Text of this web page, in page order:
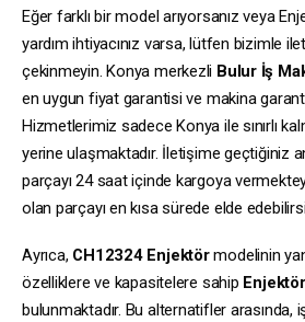
Eğer farklı bir model arıyorsanız veya
yardım ihtiyacınız varsa, lütfen bizimle
çekinmeyin. Konya merkezli Bulur İş
en uygun fiyat garantisi ve makina
Hizmetlerimiz sadece Konya ile sınırlı
yerine ulaşmaktadır. İletişime geçtiğiniz
parçayı 24 saat içinde kargoya
olan parçayı en kısa sürede elde
Ayrıca, CH12324 Enjektörmodelinin
özelliklere ve kapasitelere sahip Enjektör
bulunmaktadır. Bu alternatifler arasında,